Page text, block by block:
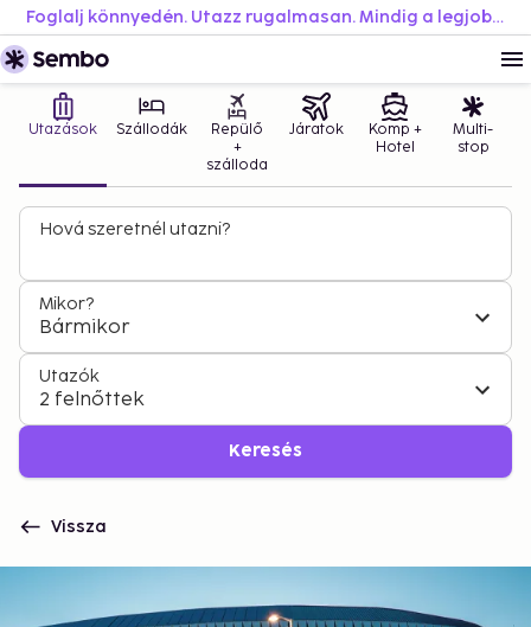
Foglalj könnyedén. Utazz rugalmasan. Mindig a legjobb áron.
Utazások Szállodák
Repülő
+
szálloda
Járatok
Komp +
Hotel
Multi-
stop
Hová szeretnél utazni?
Mikor?
Bármikor
Utazók
2 felnőttek
Keresés
Vissza